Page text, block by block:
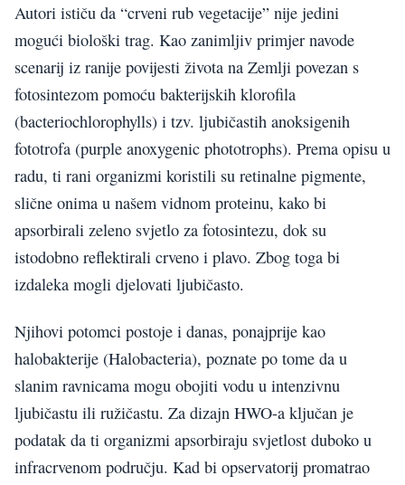
Autori ističu da “crveni rub vegetacije” nije jedini
mogući biološki trag. Kao zanimljiv primjer navode
scenarij iz ranije povijesti života na Zemlji povezan s
fotosintezom pomoću bakterijskih klorofila
(bacteriochlorophylls) i tzv. ljubičastih anoksigenih
fototrofa (purple anoxygenic phototrophs). Prema opisu u
radu, ti rani organizmi koristili su retinalne pigmente,
slične onima u našem vidnom proteinu, kako bi
apsorbirali zeleno svjetlo za fotosintezu, dok su
istodobno reflektirali crveno i plavo. Zbog toga bi
izdaleka mogli djelovati ljubičasto.
Njihovi potomci postoje i danas, ponajprije kao
halobakterije (Halobacteria), poznate po tome da u
slanim ravnicama mogu obojiti vodu u intenzivnu
ljubičastu ili ružičastu. Za dizajn HWO-a ključan je
podatak da ti organizmi apsorbiraju svjetlost duboko u
infracrvenom području. Kad bi opservatorij promatrao